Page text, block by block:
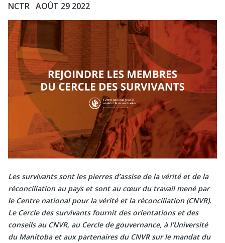
NCTR AOÛT 29 2022
Les survivants sont les pierres d’assise de la vérité et de la
réconciliation au pays et sont au cœur du travail mené par
le Centre national pour la vérité et la réconciliation (CNVR).
Le Cercle des survivants fournit des orientations et des
conseils au CNVR, au Cercle de gouvernance, à l’Université
du Manitoba et aux partenaires du CNVR sur le mandat du